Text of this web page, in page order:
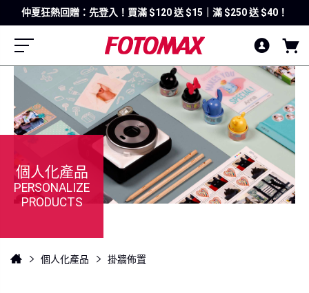
仲夏狂熱回贈：先登入！買滿 $120 送 $15｜滿 $250 送 $40！
個人化產品
PERSONALIZE
PRODUCTS
個人化產品 掛牆佈置